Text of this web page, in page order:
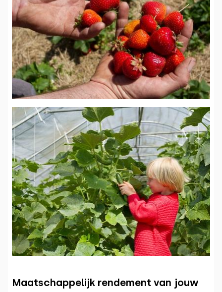
Maatschappelijk rendement van jouw